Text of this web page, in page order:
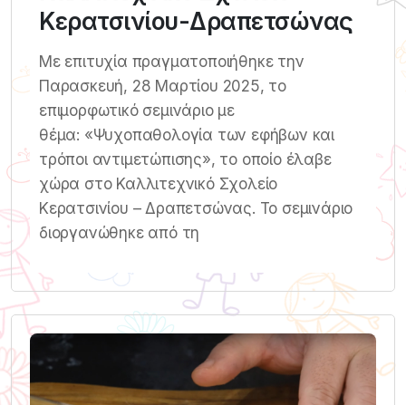
Κερατσινίου-Δραπετσώνας
Με επιτυχία πραγματοποιήθηκε την
Παρασκευή, 28 Μαρτίου 2025, το
επιμορφωτικό σεμινάριο με
θέμα: «Ψυχοπαθολογία των εφήβων και
τρόποι αντιμετώπισης», το οποίο έλαβε
χώρα στο Καλλιτεχνικό Σχολείο
Κερατσινίου – Δραπετσώνας. Το σεμινάριο
διοργανώθηκε από τη